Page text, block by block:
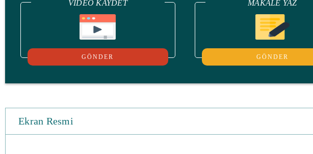
VIDEO KAYDET
GÖNDER
MAKALE YAZ
GÖNDER
Ekran Resmi